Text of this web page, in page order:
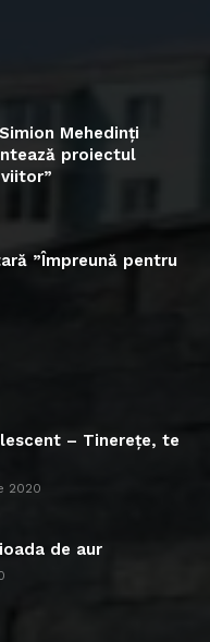
Mehedinți
proiectul
”Împreună pentru
– Tinerețe, te
2020
de aur